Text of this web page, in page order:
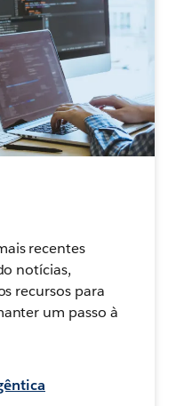
recentes
notícias,
recursos para
um passo à